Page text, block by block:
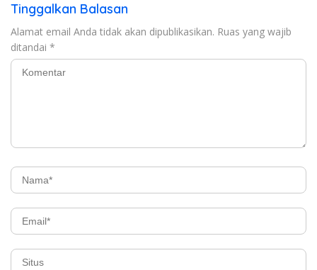
Tinggalkan Balasan
Alamat email Anda tidak akan dipublikasikan. Ruas yang wajib
ditandai *